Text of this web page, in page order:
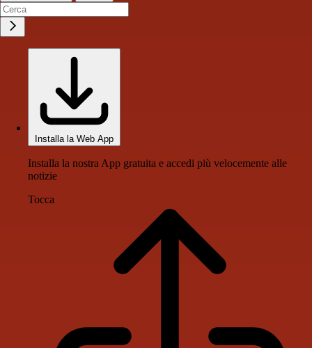
Installa la Web App
Installa la nostra App gratuita e accedi più velocemente alle
notizie
Tocca